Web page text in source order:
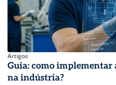
Artigos
Guia: como implementar
na indústria?